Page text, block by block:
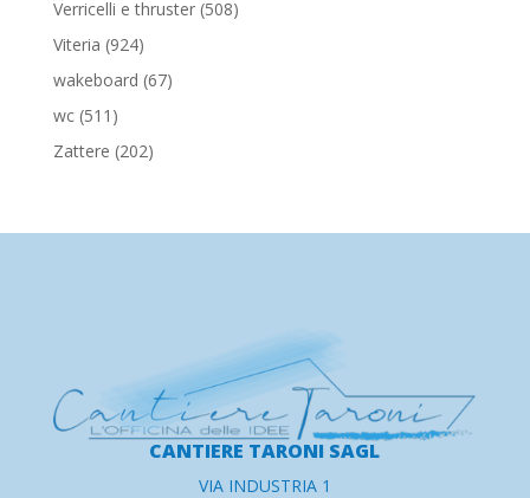
Verricelli e thruster 508508
Viteria 924924
prodotti
wakeboard 6767
wc 511 511
prodotti
Zattere 202202
CANTIERE TARONI SAGL
VIA INDUSTRIA 1